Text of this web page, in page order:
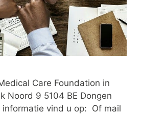
Care Foundation in
Noord 9 5104 BE Dongen
vind u op: Of mail